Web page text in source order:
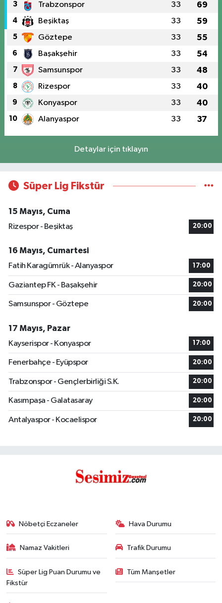
3 Trabzonspor 33 69
4 Beşiktaş 33 59
5 Göztepe 33 55
6 Başakşehir 33 54
7 Samsunspor 33 48
8 Rizespor 33 40
9 Konyaspor 33 40
10 Alanyaspor 33 37
Detaylar için tıklayın
Süper Lig Fikstür
15 Mayıs, Cuma
Rizespor - Beşiktaş
20:00
16 Mayıs, Cumartesi
Fatih Karagümrük - Alanyaspor
17:00
Gaziantep FK - Başakşehir 20:00
Samsunspor - Göztepe 20:00
17 Mayıs, Pazar
Kayserispor - Konyaspor
17:00
Fenerbahçe - Eyüpspor 20:00
Trabzonspor - Gençlerbirliği S.K. 20:00
Kasımpaşa - Galatasaray 20:00
Antalyaspor - Kocaelispor 20:00
Nöbetçi Eczaneler Hava Durumu
Namaz Vakitleri Trafik Durumu
Süper Lig Puan Durumu ve
Fikstür
Tüm Manşetler